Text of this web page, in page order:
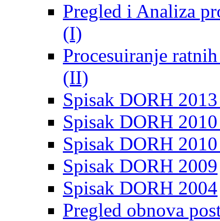
Pregled i Analiza
(I)
Procesuiranje
(II)
Spisak DORH
Spisak DORH
Spisak DORH
Spisak DORH 2009
Spisak DORH 2004
Pregled obnova